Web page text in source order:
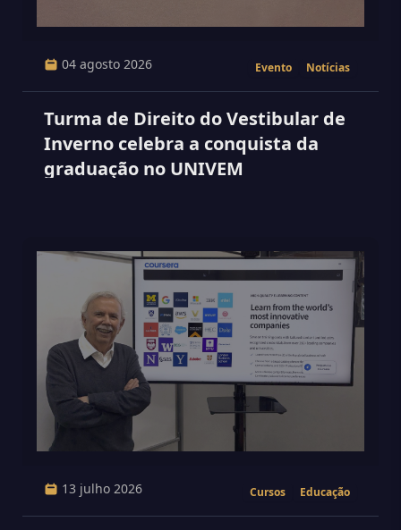
04 agosto 2026 Evento Notícias
Turma de Direito do Vestibular de
Inverno celebra a conquista da
graduação no UNIVEM
13 julho 2026 Cursos Educação